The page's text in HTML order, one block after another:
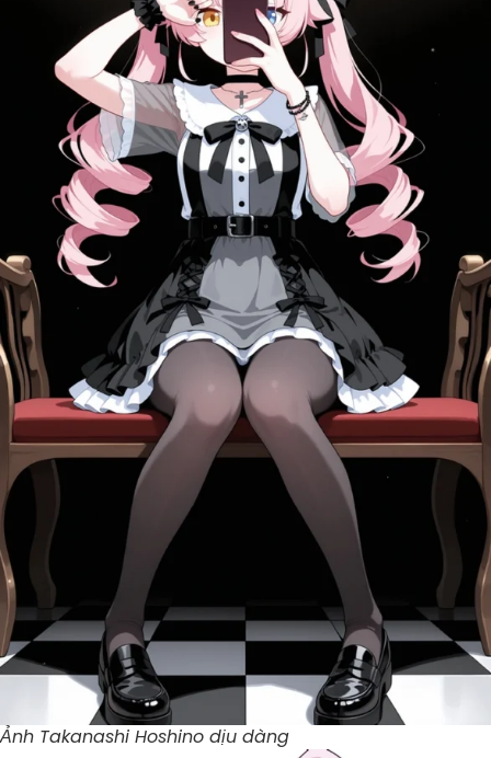
Ảnh Takanashi Hoshino dịu dàng